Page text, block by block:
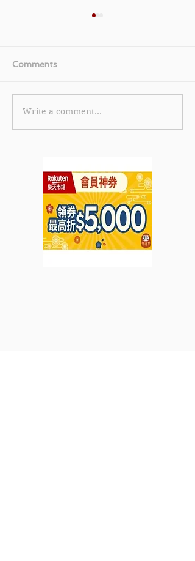
【Zalora 優惠】全網購買
滿HKD450即享額外75折
Comments
Write a comment...